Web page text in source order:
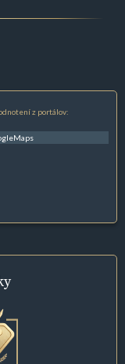
z portálov: